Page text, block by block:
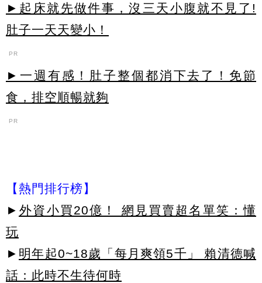
►起床就先做件事，沒三天小腹就不見了!
肚子一天天變小！
PR
►一週有感！肚子整個都消下去了！免節
食，排空順暢就夠
PR
【熱門排行榜】
► 外資小買20億！ 網見買賣超名單笑：懂
玩
► 明年起0~18歲「每月爽領5千」 賴清德喊
話：此時不生待何時